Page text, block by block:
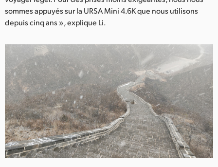
Chinese Taipei
UAE
Ukraine
United Kingdom
United States
sommes appuyés sur la URSA Mini 4.6K que nous utilisons
depuis cinq ans », explique Li.